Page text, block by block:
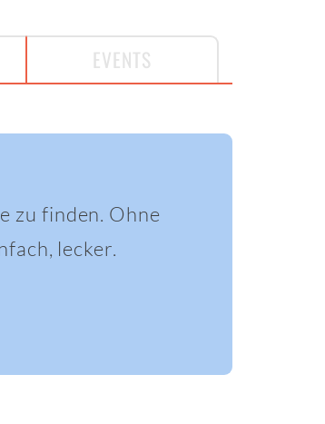
EVENTS
zu finden. Ohne
lecker.